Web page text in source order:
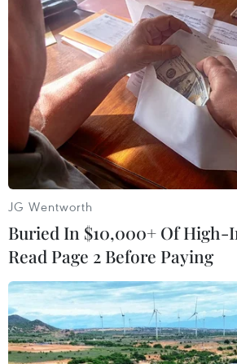
Việc giao tự chủ cho các đơn
phương còn chưa đúng quy
Sử dụng hệ thống chụp cắt lớp khám,
tại Bệnh viện Đa khoa tỉnh Lai Châu.
JG Wentworth
Buried In $10,000+ Of High-
Read Page 2 Before Paying